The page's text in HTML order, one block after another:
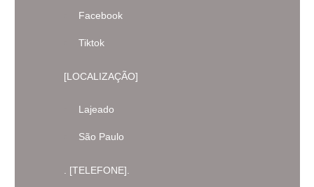
Facebook
Tiktok
[LOCALIZAÇÃO]
Lajeado
São Paulo
. [TELEFONE].